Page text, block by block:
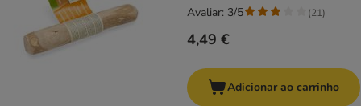
4,49 €
Avaliar: 3/5 (21)
Adicionar ao carrinho